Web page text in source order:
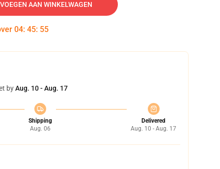
AAN WINKELWAGEN
04: 45: 54
byAug. 10 - Aug. 17
Shipping
Aug. 06
Delivered
Aug. 10 - Aug. 17